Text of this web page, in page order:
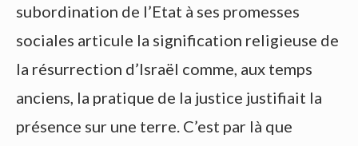
subordination de l’Etat à ses promesses
sociales articule la signification religieuse de
la résurrection d’Israël comme, aux temps
anciens, la pratique de la justice justifiait la
présence sur une terre. C’est par là que